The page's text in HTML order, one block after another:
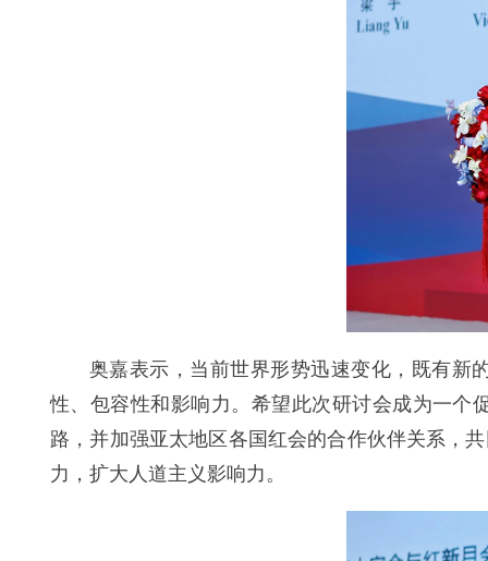
奥嘉表示，当前世界形势迅速变化，既有新
性、包容性和影响力。希望此次研讨会成为一个
路，并加强亚太地区各国红会的合作伙伴关系，
力，扩大人道主义影响力。